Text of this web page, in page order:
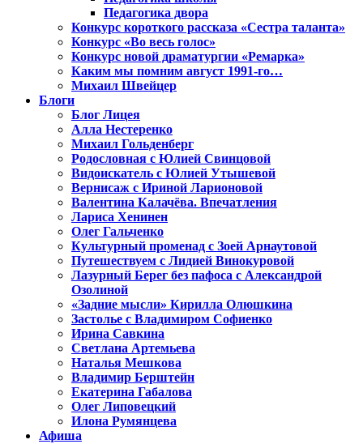
Педагогика двора
Конкурс короткого рассказа «Сестра таланта»
Конкурс «Во весь голос»
Конкурс новой драматургии «Ремарка»
Каким мы помним август 1991-го…
Михаил Швейцер
Блоги
Блог Лицея
Алла Нестеренко
Михаил Гольденберг
Родословная с Юлией Свинцовой
Видоискатель с Юлией Утышевой
Вернисаж с Ириной Ларионовой
Валентина Калачёва. Впечатления
Лариса Хенинен
Олег Гальченко
Культурный променад с Зоей Арнаутовой
Путешествуем с Лидией Винокуровой
Лазурный Берег без пафоса с Александрой
Озолиной
«Задние мысли» Кирилла Олюшкина
Застолье с Владимиром Софиенко
Ирина Савкина
Светлана Артемьева
Наталья Мешкова
Владимир Берштейн
Екатерина Габалова
Олег Липовецкий
Илона Румянцева
Афиша